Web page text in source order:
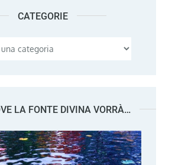
CATEGORIE
LA FONTE DIVINA VORRÀ…